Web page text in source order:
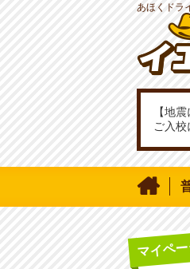
あほくドラ
【地
ご入

マイペ